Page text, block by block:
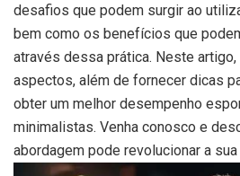
desafios que podem surgir ao
bem como os benefícios que
através dessa prática. Neste
aspectos, além de fornecer dicas
obter um melhor desempenho
minimalistas. Venha conosco e
abordagem pode revolucionar a